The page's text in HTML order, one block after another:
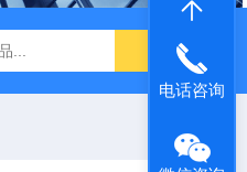
YUY-NJ33工农12型手扶
电话咨询